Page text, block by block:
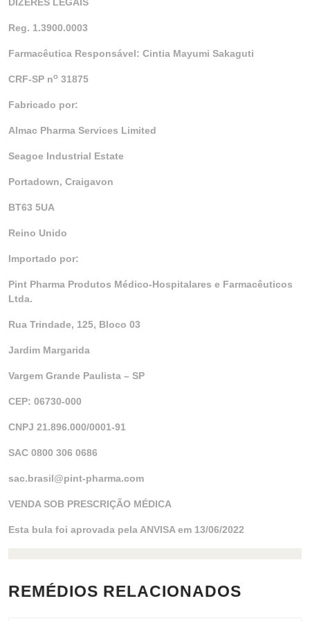
Reg. 1.3900.0003
Farmacêutica Responsável: Cintia Mayumi Sakaguti
CRF-SP no 31875
Fabricado por:
Almac Pharma Services Limited
Seagoe Industrial Estate
Portadown, Craigavon
BT63 5UA
Reino Unido
Importado por:
Pint Pharma Produtos Médico-Hospitalares e Farmacêuticos
Ltda.
Rua Trindade, 125, Bloco 03
Jardim Margarida
Vargem Grande Paulista – SP
CEP: 06730-000
CNPJ 21.896.000/0001-91
SAC 0800 306 0686
sac.brasil@pint-pharma.com
VENDA SOB PRESCRIÇÃO MÉDICA
Esta bula foi aprovada pela ANVISA em 13/06/2022
REMÉDIOS RELACIONADOS